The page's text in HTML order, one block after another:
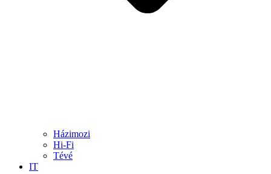
Házimozi
Hi-Fi
Tévé
IT